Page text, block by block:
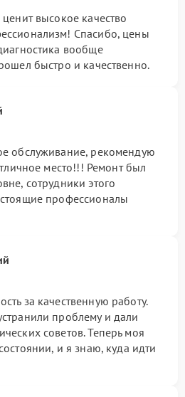
высокое качество
Спасибо, цены
вообще
быстро и качественно.
обслуживание, рекомендую
место!!! Ремонт был
сотрудники этого
профессионалы
за качественную работу.
проблему и дали
советов. Теперь моя
и я знаю, куда идти